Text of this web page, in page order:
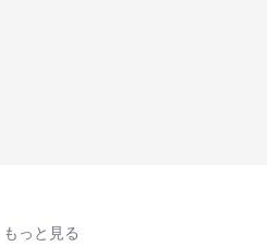
もっと見る